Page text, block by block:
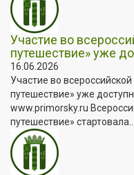
Участие во
путешествие» уже
16.06.2026
Участие во
путешествие» уже
www.primorsky.ru
путешествие» стартовала...